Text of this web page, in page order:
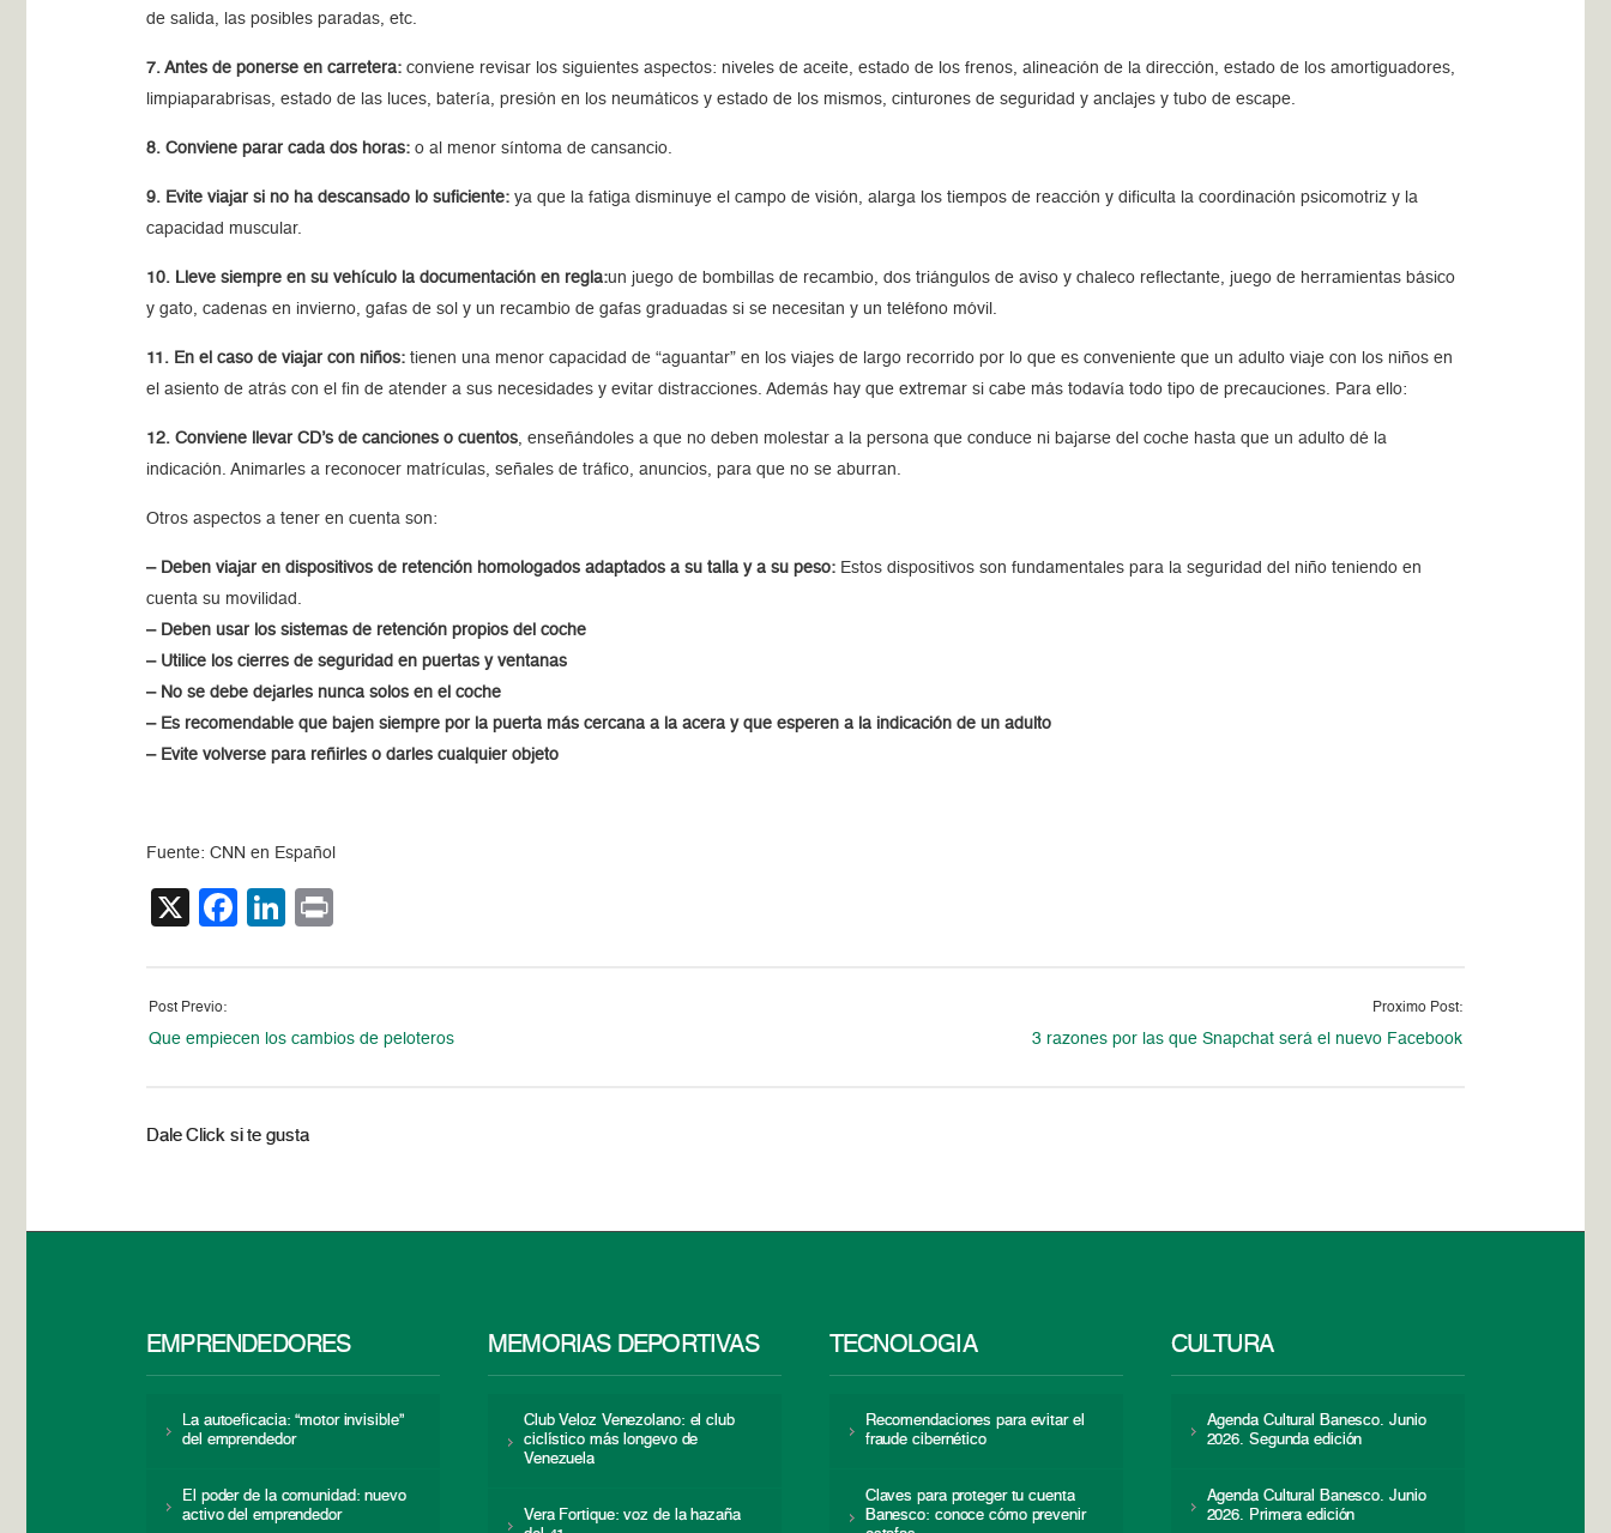
de salida, las posibles paradas, etc.
7. Antes de ponerse en carretera: conviene revisar los siguientes aspectos: niveles de aceite, estado de los frenos, alineación de la dirección, estado de los amortiguadores,
limpiaparabrisas, estado de las luces, batería, presión en los neumáticos y estado de los mismos, cinturones de seguridad y anclajes y tubo de escape.
8. Conviene parar cada dos horas: o al menor síntoma de cansancio.
9. Evite viajar si no ha descansado lo suficiente: ya que la fatiga disminuye el campo de visión, alarga los tiempos de reacción y dificulta la coordinación psicomotriz y la
capacidad muscular.
10. Lleve siempre en su vehículo la documentación en regla:un juego de bombillas de recambio, dos triángulos de aviso y chaleco reflectante, juego de herramientas básico
y gato, cadenas en invierno, gafas de sol y un recambio de gafas graduadas si se necesitan y un teléfono móvil.
11. En el caso de viajar con niños: tienen una menor capacidad de “aguantar” en los viajes de largo recorrido por lo que es conveniente que un adulto viaje con los niños en
el asiento de atrás con el fin de atender a sus necesidades y evitar distracciones. Además hay que extremar si cabe más todavía todo tipo de precauciones. Para ello:
12. Conviene llevar CD’s de canciones o cuentos , enseñándoles a que no deben molestar a la persona que conduce ni bajarse del coche hasta que un adulto dé la
indicación. Animarles a reconocer matrículas, señales de tráfico, anuncios, para que no se aburran.
Otros aspectos a tener en cuenta son:
– Deben viajar en dispositivos de retención homologados adaptados a su talla y a su peso: Estos dispositivos son fundamentales para la seguridad del niño teniendo en
cuenta su movilidad.
– Deben usar los sistemas de retención propios del coche
– Utilice los cierres de seguridad en puertas y ventanas
– No se debe dejarles nunca solos en el coche
– Es recomendable que bajen siempre por la puerta más cercana a la acera y que esperen a la indicación de un adulto
– Evite volverse para reñirles o darles cualquier objeto
Fuente: CNN en Español
X Facebook
LinkedIn
Post Previo:
Que empiecen los cambios de peloteros
Proximo Post:
3 razones por las que Snapchat será el nuevo Facebook
Dale Click si te gusta
EMPRENDEDORES
La autoeficacia: “motor invisible”
del emprendedor
El poder de la comunidad: nuevo
activo del emprendedor
MEMORIAS DEPORTIVAS
Club Veloz Venezolano: el club
ciclístico más longevo de
Venezuela
Vera Fortique: voz de la hazaña
TECNOLOGÍA
Recomendaciones para evitar el
fraude cibernético
Claves para proteger tu cuenta
Banesco: conoce cómo prevenir
CULTURA
Agenda Cultural Banesco. Junio
2026. Segunda edición
Agenda Cultural Banesco. Junio
2026. Primera edición